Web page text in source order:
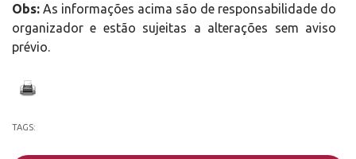
Obs: As informações acima são de responsabilidade do
organizador e estão sujeitas a alterações sem aviso
prévio.
TAGS: